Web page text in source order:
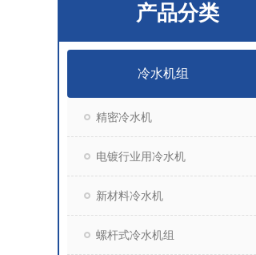
产品分类
冷水机组
精密冷水机
电镀行业用冷水机
新材料冷水机
螺杆式冷水机组